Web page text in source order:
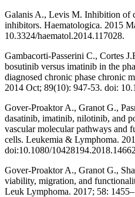
Galanis A., Levis M. Inhibition of
inhibitors. Haematologica. 2015
10.3324/haematol.2014.117028.
Gambacorti-Passerini C., Cortes
bosutinib versus imatinib in the
diagnosed chronic phase chronic
2014 Oct; 89(10): 947-53. doi:
Gover-Proaktor A., Granot G.,
dasatinib, imatinib, nilotinib, and
vascular molecular pathways and
cells. Leukemia & Lymphoma.
doi:10.1080/
Gover-Proaktor A., Granot G.,
viability, migration, and
Leuk Lymphoma. 2017; 58: